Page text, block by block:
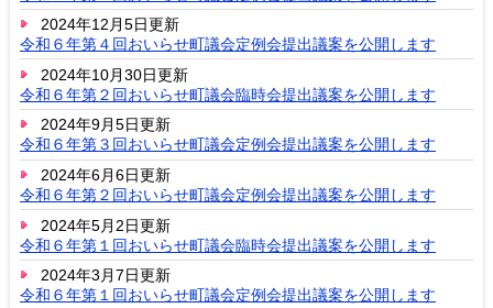
2024年12月5日更新
令和６年第４回おいらせ町議会定例会提出議案を公開します
2024年10月30日更新
令和６年第２回おいらせ町議会臨時会提出議案を公開します
2024年9月5日更新
令和６年第３回おいらせ町議会定例会提出議案を公開します
2024年6月6日更新
令和６年第２回おいらせ町議会定例会提出議案を公開します
2024年5月2日更新
令和６年第１回おいらせ町議会臨時会提出議案を公開します
2024年3月7日更新
令和６年第１回おいらせ町議会定例会提出議案を公開します